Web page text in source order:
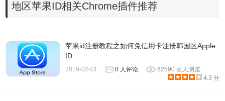
3、创建新苹果 ID
确定有海外国家地区万事达之类的信用卡，或者手机能满足
合理上网的环境，正式开始账号注册。
地区苹果ID相关Chrome插件推荐
苹果id注册教程之如何免信用卡注册韩国区Apple
ID
2019-02-01 0 人评论
62590 次人浏览
4.3 分